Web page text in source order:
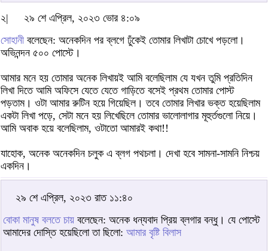
২|
২৯ শে এপ্রিল, ২০২৩ ভোর ৪:০৯
সোহানীবলেছেন: অনেকদিন পর ব্লগে ঢুঁকেই তোমার লিখাটা চোখে পড়লো।
অভিনন্দন ৫০০ পোস্টে।
আমার মনে হয় তোমার অনেক লিখায়ই আমি বলেছিলাম যে যখন তুমি প্রতিদিন
লিখা দিতে আমি অফিসে যেতে যেতে গাড়িতে বসেই প্রথম তোমার পোস্ট
পড়তাম। ওটা আমার রুটিন হয়ে গিয়েছিল। তবে তোমার লিখার ভক্ত হয়েছিলাম
একটা লিখা পড়ে, সেটা মনে হয় লিখেছিলে তোমার ভালোলাগার মূহুর্তগুলো নিয়ে।
আমি অবাক হয়ে বলেছিলাম, ওটাতো আমারই কথা!!
যাহোক, অনেক অনেকদিন চলুক এ ব্লগ পথচলা। দেখা হবে সামনা-সামনি নিশ্চয়
একদিন।
২৯ শে এপ্রিল, ২০২৩ রাত ১১:৪০
বোকা মানুষ বলতে চায় বলেছেন: অনেক ধন্যবাদ প্রিয় ব্লগার বন্ধু। যে পোস্টে
আমাদের দোস্তি হয়েছিলো তা ছিলো: আমার বৃষ্টি বিলাস